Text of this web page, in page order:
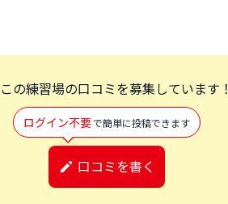
この練習場の口コミを募集しています！
ログイン不要で簡単に投稿できます
口コミを書く